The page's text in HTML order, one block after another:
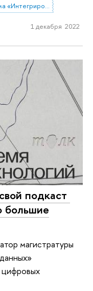
Магистерская программа «Интегрированные коммуникации»
1 декабря 2022
подкаст
большие
магистратуры
цифровых